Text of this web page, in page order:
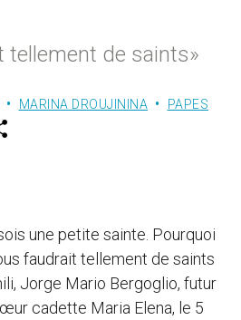
tellement de saints»
MARINA DROUJININA PAPES
une petite sainte. Pourquoi
faudrait tellement de saints
Jorge Mario Bergoglio, futur
cadette Maria Elena, le 5